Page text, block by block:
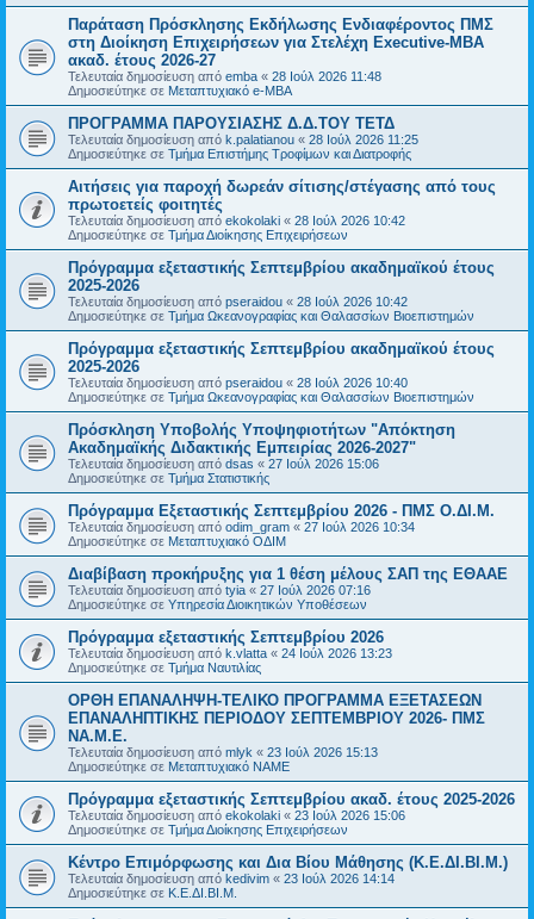
Παράταση Πρόσκλησης Εκδήλωσης Ενδιαφέροντος ΠΜΣ
στη Διοίκηση Επιχειρήσεων για Στελέχη Executive-MBΑ
ακαδ. έτους 2026-27
Τελευταία δημοσίευση από emba « 28 Ιούλ 2026 11:48
Δημοσιεύτηκε σε Μεταπτυχιακό e-MBA
ΠΡΟΓΡΑΜΜΑ ΠΑΡΟΥΣΙΑΣΗΣ Δ.Δ.ΤΟΥ ΤΕΤΔ
Τελευταία δημοσίευση από k.palatianou « 28 Ιούλ 2026 11:25
Δημοσιεύτηκε σε Τμήμα Επιστήμης Τροφίμων και Διατροφής
Αιτήσεις για παροχή δωρεάν σίτισης/στέγασης από τους
πρωτοετείς φοιτητές
Τελευταία δημοσίευση από ekokolaki « 28 Ιούλ 2026 10:42
Δημοσιεύτηκε σε Τμήμα Διοίκησης Επιχειρήσεων
Πρόγραμμα εξεταστικής Σεπτεμβρίου ακαδημαϊκού έτους
2025-2026
Τελευταία δημοσίευση από pseraidou « 28 Ιούλ 2026 10:42
Δημοσιεύτηκε σε Τμήμα Ωκεανογραφίας και Θαλασσίων Βιοεπιστημών
Πρόγραμμα εξεταστικής Σεπτεμβρίου ακαδημαϊκού έτους
2025-2026
Τελευταία δημοσίευση από pseraidou « 28 Ιούλ 2026 10:40
Δημοσιεύτηκε σε Τμήμα Ωκεανογραφίας και Θαλασσίων Βιοεπιστημών
Πρόσκληση Υποβολής Υποψηφιοτήτων "Απόκτηση
Ακαδημαϊκής Διδακτικής Εμπειρίας 2026-2027"
Τελευταία δημοσίευση από dsas « 27 Ιούλ 2026 15:06
Δημοσιεύτηκε σε Τμήμα Στατιστικής
Πρόγραμμα Εξεταστικής Σεπτεμβρίου 2026 - ΠΜΣ Ο.ΔΙ.Μ.
Τελευταία δημοσίευση από odim_gram « 27 Ιούλ 2026 10:34
Δημοσιεύτηκε σε Μεταπτυχιακό ΟΔΙΜ
Διαβίβαση προκήρυξης για 1 θέση μέλους ΣΑΠ της ΕΘΑΑΕ
Τελευταία δημοσίευση από tyia « 27 Ιούλ 2026 07:16
Δημοσιεύτηκε σε Υπηρεσία Διοικητικών Υποθέσεων
Πρόγραμμα εξεταστικής Σεπτεμβρίου 2026
Τελευταία δημοσίευση από k.vlatta « 24 Ιούλ 2026 13:23
Δημοσιεύτηκε σε Τμήμα Ναυτιλίας
ΟΡΘΗ ΕΠΑΝΑΛΗΨΗ-ΤΕΛΙΚΟ ΠΡΟΓΡΑΜΜΑ ΕΞΕΤΑΣΕΩΝ
ΕΠΑΝΑΛΗΠΤΙΚΗΣ ΠΕΡΙΟΔΟΥ ΣΕΠΤΕΜΒΡΙΟΥ 2026- ΠΜΣ
ΝΑ.Μ.Ε.
Τελευταία δημοσίευση από mlyk « 23 Ιούλ 2026 15:13
Δημοσιεύτηκε σε Μεταπτυχιακό ΝΑΜΕ
Πρόγραμμα εξεταστικής Σεπτεμβρίου ακαδ. έτους 2025-2026
Τελευταία δημοσίευση από ekokolaki « 23 Ιούλ 2026 15:06
Δημοσιεύτηκε σε Τμήμα Διοίκησης Επιχειρήσεων
Κέντρο Επιμόρφωσης και Δια Βίου Μάθησης (Κ.Ε.ΔΙ.ΒΙ.Μ.)
Τελευταία δημοσίευση από kedivim « 23 Ιούλ 2026 14:14
Δημοσιεύτηκε σε Κ.Ε.ΔΙ.ΒΙ.Μ.